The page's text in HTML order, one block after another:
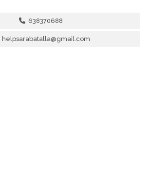
638370688
helpsarabatalla@gmail.com